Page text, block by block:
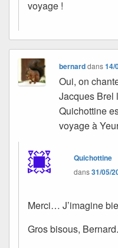
voyage !
bernarddans14/
Oui, on
Jacques Brel
Quichottine
voyage à
Quichottine
dans31/05/
Merci… J’imagine
Gros bisous, Bernard.